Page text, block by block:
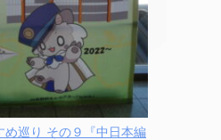
め巡り その９『中日本編